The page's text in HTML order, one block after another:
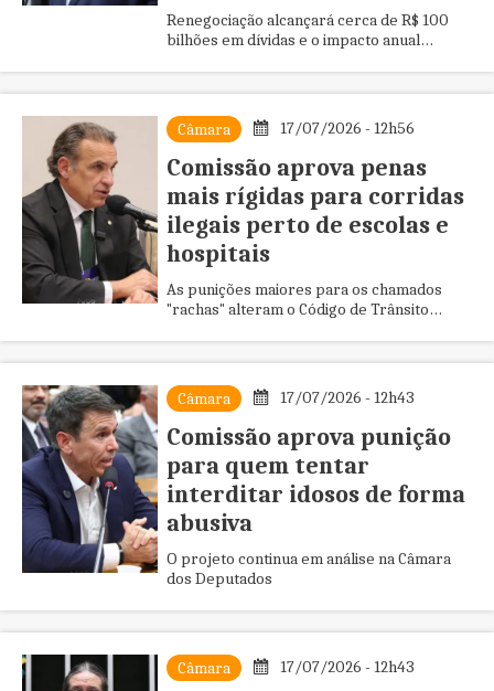
Renegociação alcançará cerca de R$ 100
bilhões em dívidas e o impacto anual
Câmara 17/07/2026 - 12h56
Comissão aprova penas
mais rígidas para corridas
ilegais perto de escolas e
hospitais
As punições maiores para os chamados
"rachas" alteram o Código de Trânsito
Câmara 17/07/2026 - 12h43
Comissão aprova punição
para quem tentar
interditar idosos de forma
abusiva
O projeto continua em análise na Câmara
dos Deputados
Câmara 17/07/2026 - 12h43